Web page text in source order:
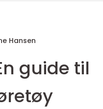
Hansen
guide til